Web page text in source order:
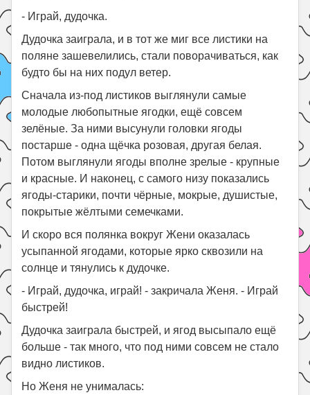
- Играй, дудочка.
Дудочка заиграла, и в тот же миг все листики на
поляне зашевелились, стали поворачиваться, как
будто бы на них подул ветер.
Сначала из-под листиков выглянули самые
молодые любопытные ягодки, ещё совсем
зелёные. За ними высунули головки ягоды
постарше - одна щёчка розовая, другая белая.
Потом выглянули ягоды вполне зрелые - крупные
и красные. И наконец, с самого низу показались
ягоды-старики, почти чёрные, мокрые, душистые,
покрытые жёлтыми семечками.
И скоро вся полянка вокруг Жени оказалась
усыпанной ягодами, которые ярко сквозили на
солнце и тянулись к дудочке.
- Играй, дудочка, играй! - закричала Женя. - Играй
быстрей!
Дудочка заиграла быстрей, и ягод высыпало ещё
больше - так много, что под ними совсем не стало
видно листиков.
Но Женя не унималась: